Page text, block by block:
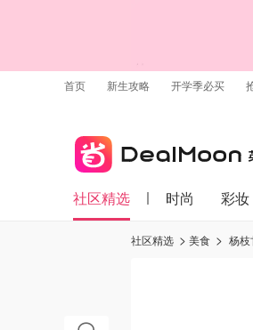
首页 新生攻略 开学季必买
社区精选 时尚 彩妆
社区精选 美食 杨枝